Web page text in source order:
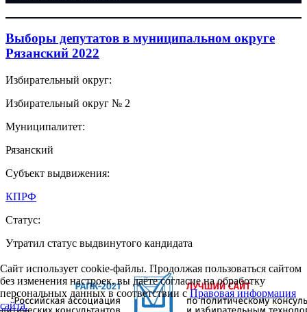
Выборы депутатов в муниципальном округе
Рязанский 2022
Избирательный округ:
Избирательный округ № 2
Муниципалитет:
Рязанский
Субъект выдвижения:
КПРФ
Статус:
Утратил статус выдвинутого кандидата
Сайт использует cookie-файлы. Продолжая пользоваться сайтом
без изменения настроек, вы даёте согласие на обработку
персональных данных в соответствии сПравовая информация
сайта.